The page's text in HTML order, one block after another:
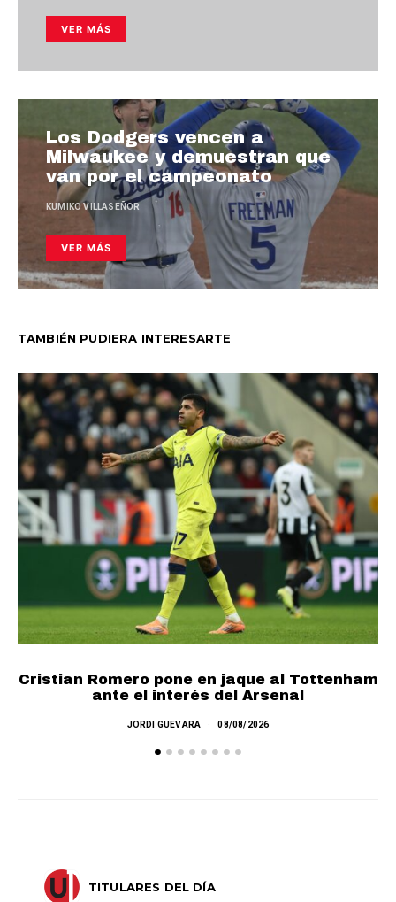
VER MÁS
Los Dodgers vencen a
Milwaukee y demuestran que
van por el campeonato
KUMIKO VILLASEÑOR
VER MÁS
TAMBIÉN PUDIERA INTERESARTE
Cristian Romero pone en jaque al Tottenham
ante el interés del Arsenal
JORDI GUEVARA 08/08/2026
TITULARES DEL DÍA